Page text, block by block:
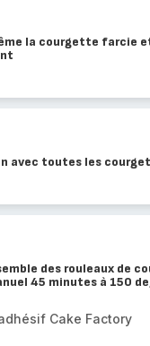
la courgette farcie
avec toutes les
des rouleaux de
45 minutes à 150
Cake Factory